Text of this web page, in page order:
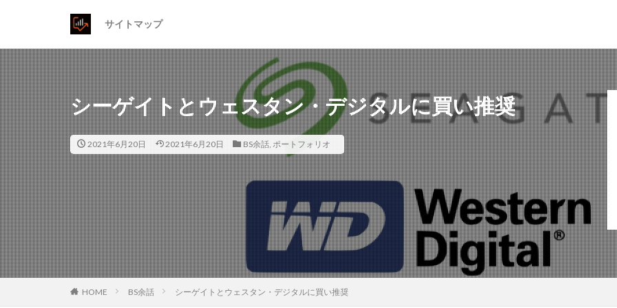
サイトマップ
シーゲイトとウェスタン・デジタルに買い推奨
2021年6月20日 2021年6月20日 BS余話, ポートフォリオ
HOME BS余話 シーゲイトとウェスタン・デジタルに買い推奨